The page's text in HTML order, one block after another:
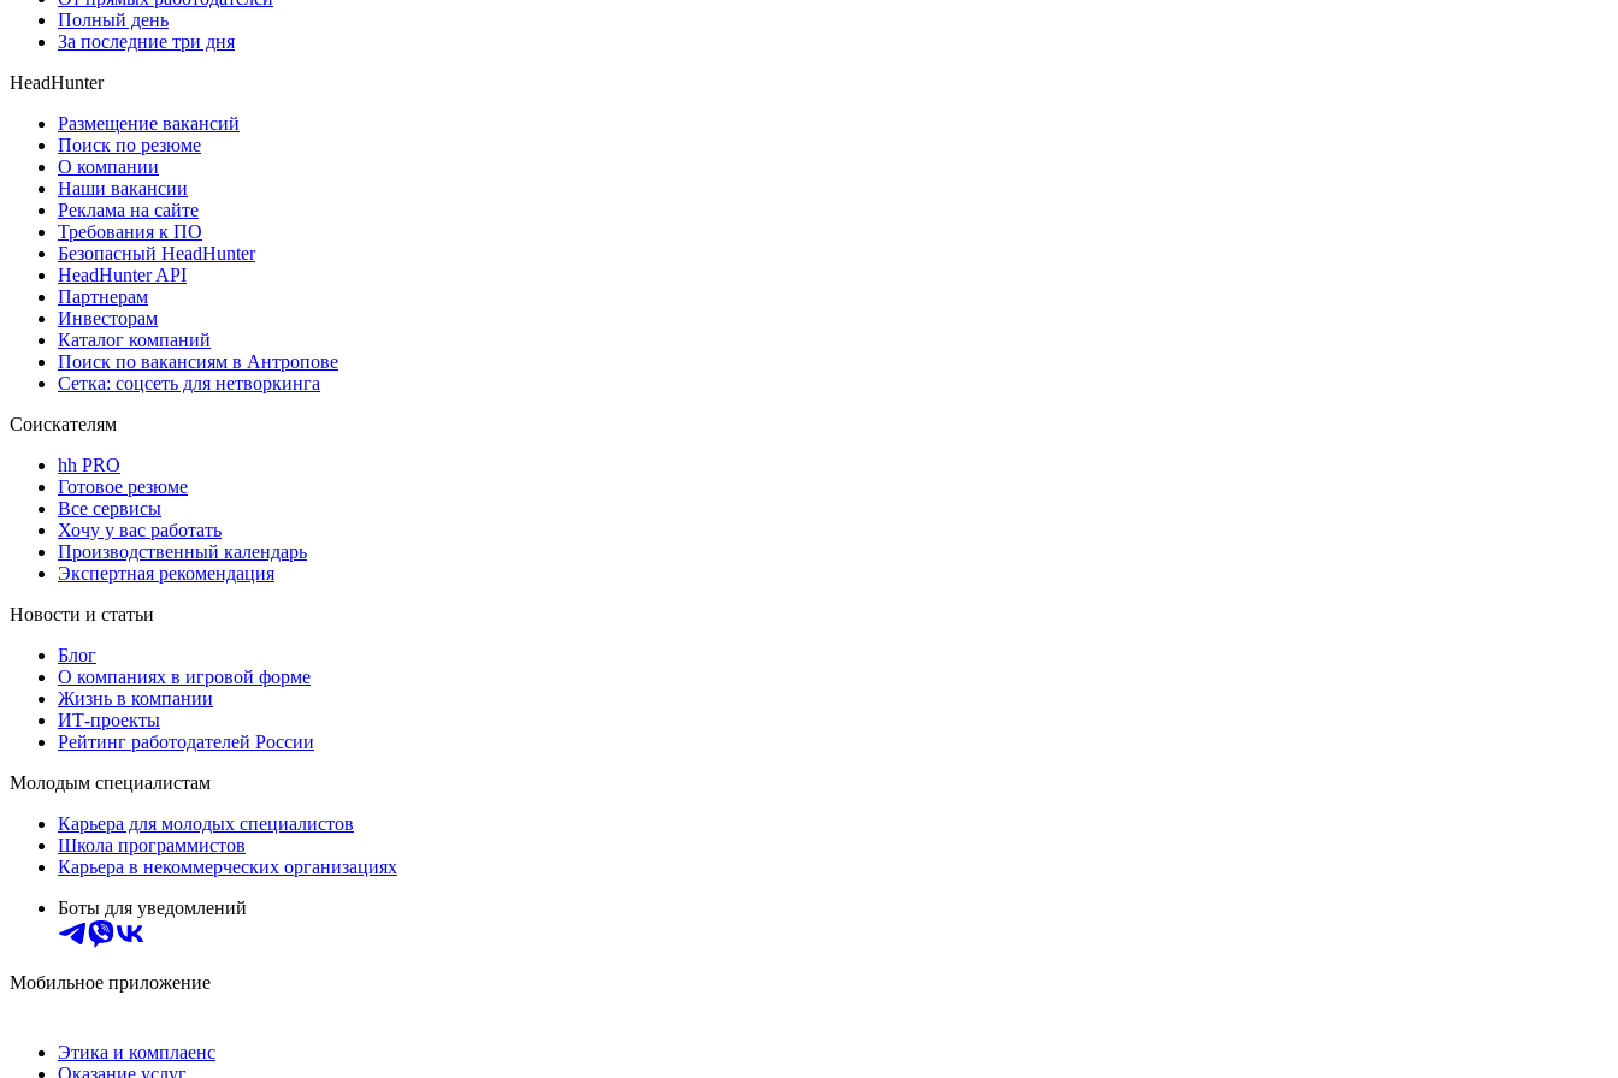
Полный день
За последние три дня
HeadHunter
Размещение вакансий
Поиск по резюме
О компании
Наши вакансии
Реклама на сайте
Требования к ПО
Безопасный HeadHunter
HeadHunter API
Партнерам
Инвесторам
Каталог компаний
Поиск по вакансиям в Антропове
Сетка: соцсеть для нетворкинга
Соискателям
hh PRO
Готовое резюме
Все сервисы
Хочу у вас работать
Производственный календарь
Экспертная рекомендация
Новости и статьи
Блог
О компаниях в игровой форме
Жизнь в компании
ИТ-проекты
Рейтинг работодателей России
Молодым специалистам
Карьера для молодых специалистов
Школа программистов
Карьера в некоммерческих организациях
Боты для уведомлений
Мобильное приложение
Этика и комплаенс
Оказание услуг